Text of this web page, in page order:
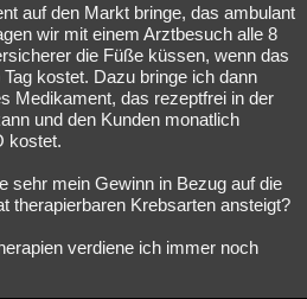
auf den Markt bringe, das ambulant
wir mit einem Arztbesuch alle 8
die Füße küssen, wenn das
kostet. Dazu bringe ich dann
Medikament, das rezeptfrei in der
und den Kunden monatlich
kostet.
sehr mein Gewinn in Bezug auf die
therapierbaren Krebsarten ansteigt?
verdiene ich immer noch